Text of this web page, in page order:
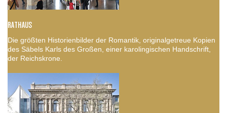
RATHAUS
Die größten Historienbilder der Romantik, originalgetreue Kopien
des Säbels Karls des Großen, einer karolingischen Handschrift,
der Reichskrone.